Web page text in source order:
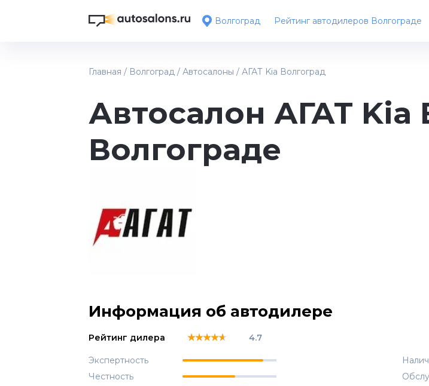
Главная / Волгоград / Автосалоны / АГАТ Kia Волгоград
Волгоград Рейтинг автодилеров Волгограде
Автосалон АГАТ Kia
Волгограде
Информация об автодилере
Рейтинг дилера ★★★★★
★★★★★
★★★★★ 4.7
Экспертность
Честность